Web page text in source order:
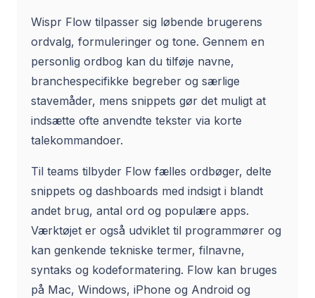
Wispr Flow tilpasser sig løbende brugerens
ordvalg, formuleringer og tone. Gennem en
personlig ordbog kan du tilføje navne,
branchespecifikke begreber og særlige
stavemåder, mens snippets gør det muligt at
indsætte ofte anvendte tekster via korte
talekommandoer.
Til teams tilbyder Flow fælles ordbøger, delte
snippets og dashboards med indsigt i blandt
andet brug, antal ord og populære apps.
Værktøjet er også udviklet til programmører og
kan genkende tekniske termer, filnavne,
syntaks og kodeformatering. Flow kan bruges
på Mac, Windows, iPhone og Android og